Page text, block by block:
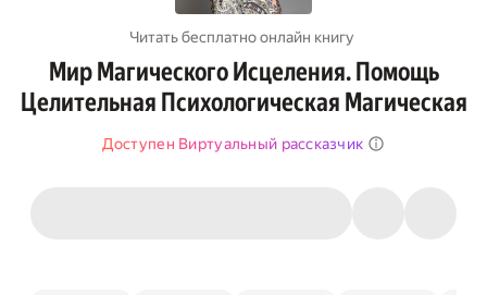
Читать бесплатно онлайн книгу
Мир Магического Исцеления. Помощь
Целительная Психологическая Магическая
Доступен Виртуальный рассказчик